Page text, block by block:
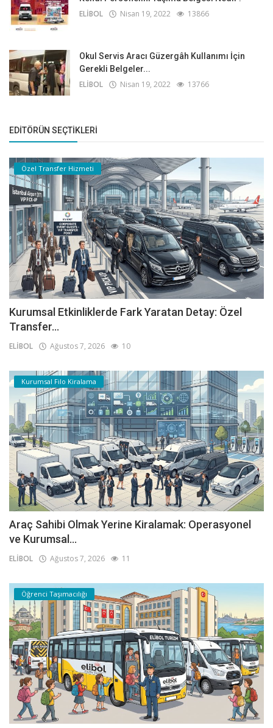
ELİBOL Nisan 19, 2022 13866
Okul Servis Aracı Güzergâh Kullanımı İçin
Gerekli Belgeler...
ELİBOL Nisan 19, 2022 13766
EDITÖRÜN SEÇTIKLERI
Özel Transfer Hizmeti
Kurumsal Etkinliklerde Fark Yaratan Detay: Özel
Transfer...
ELİBOL Ağustos 7, 2026 10
Kurumsal Filo Kiralama
Araç Sahibi Olmak Yerine Kiralamak: Operasyonel
ve Kurumsal...
ELİBOL Ağustos 7, 2026 11
Öğrenci Taşımacılığı